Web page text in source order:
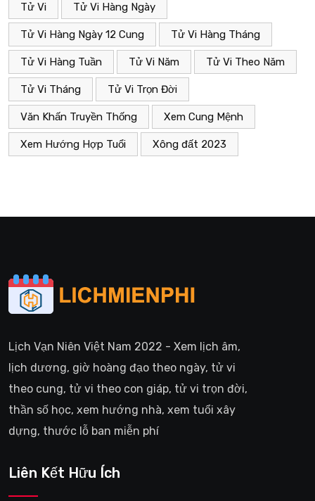
Tử Vi Tử Vi Hàng Ngày
Tử Vi Hàng Ngày 12 Cung Tử Vi Hàng Tháng
Tử Vi Hàng Tuần Tử Vi Năm Tử Vi Theo Năm
Tử Vi Tháng Tử Vi Trọn Đời
Văn Khấn Truyền Thống Xem Cung Mệnh
Xem Hướng Hợp Tuổi Xông đất 2023
Lịch Vạn Niên Việt Nam 2022 - Xem lịch âm,
lịch dương, giờ hoàng đạo theo ngày, tử vi
theo cung, tử vi theo con giáp, tử vi trọn đời,
thần số học, xem hướng nhà, xem tuổi xây
dựng, thước lỗ ban miễn phí
Liên Kết Hữu Ích